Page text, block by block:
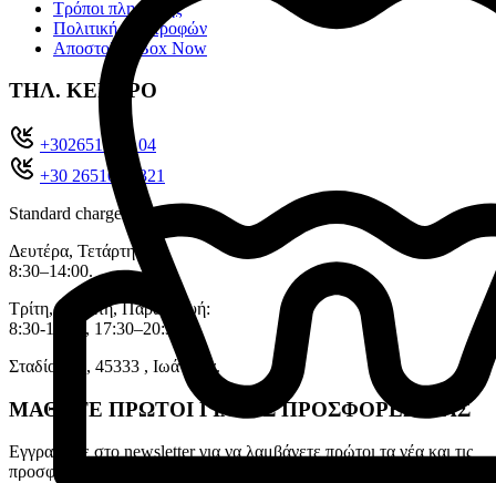
Τρόποι πληρωμής
Πολιτική επιστροφών
Αποστολές Box Now
ΤΗΛ. ΚΕΝΤΡΟ
+302651022104
+30 26510 71321
Standard charges apply
Δευτέρα, Τετάρτη:
8:30–14:00.
Τρίτη, Πέμπτη, Παρασκευή:
8:30-14:00, 17:30–20:30.
Σταδίου 11, 45333 , Ιωάννινα.
ΜΑΘΕΤΕ ΠΡΩΤΟΙ ΓΙΑ ΤΙΣ ΠΡΟΣΦΟΡΕΣ ΜΑΣ
Εγγραφείτε στο newsletter για να λαμβάνετε πρώτοι τα νέα και τις
προσφορές μας